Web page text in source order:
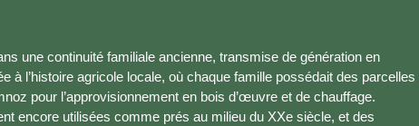
une continuité familiale ancienne, transmise de génération en
à l’histoire agricole locale, où chaque famille possédait des parcelles
pour l’approvisionnement en bois d’œuvre et de chauffage.
encore utilisées comme prés au milieu du XXe siècle, et des